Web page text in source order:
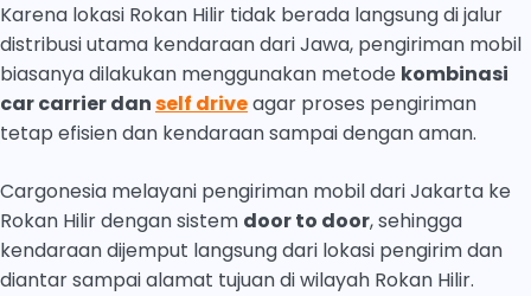
Karena lokasi Rokan Hilir tidak berada langsung di jalur
distribusi utama kendaraan dari Jawa, pengiriman mobil
biasanya dilakukan menggunakan metode kombinasi
car carrier danself driveagar proses pengiriman
tetap efisien dan kendaraan sampai dengan aman.
Cargonesia melayani pengiriman mobil dari Jakarta ke
Rokan Hilir dengan sistem door to door, sehingga
kendaraan dijemput langsung dari lokasi pengirim dan
diantar sampai alamat tujuan di wilayah Rokan Hilir.